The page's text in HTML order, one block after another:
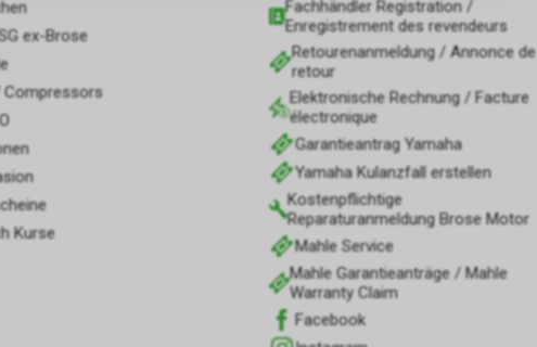
ex-Brose
Compressors
Kurse
Fachhändler Registration /
Enregistrement des revendeurs
Retourenanmeldung / Annonce de
retour
Elektronische Rechnung / Facture
électronique
Garantieantrag Yamaha
Yamaha Kulanzfall erstellen
Kostenpflichtige
Reparaturanmeldung Brose Motor
Mahle Service
Mahle Garantieanträge / Mahle
Warranty Claim
Facebook